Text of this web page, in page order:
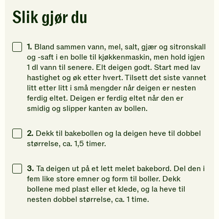
Klikk
for
gi
din
vurdering.
din
vurdering.
din
Slik gjør du
1. Bland sammen vann, mel, salt, gjær og sitronskall
og -saft i en bolle til kjøkkenmaskin, men hold igjen
1 dl vann til senere. Elt deigen godt. Start med lav
hastighet og øk etter hvert. Tilsett det siste vannet
litt etter litt i små mengder når deigen er nesten
ferdig eltet. Deigen er ferdig eltet når den er
smidig og slipper kanten av bollen.
2. Dekk til bakebollen og la deigen heve til dobbel
størrelse, ca. 1,5 timer.
3. Ta deigen ut på et lett melet bakebord. Del den i
fem like store emner og form til boller. Dekk
bollene med plast eller et klede, og la heve til
nesten dobbel størrelse, ca. 1 time.